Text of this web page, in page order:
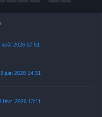
août 2026 07:51
juin 2026 14:31
févr. 2026 13:11